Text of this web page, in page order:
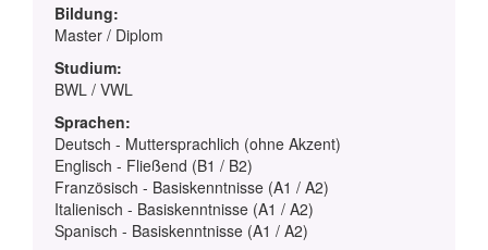
Bildung:
Master / Diplom
Studium:
BWL / VWL
Sprachen:
Deutsch - Muttersprachlich (ohne Akzent)
Englisch - Fließend (B1 / B2)
Französisch - Basiskenntnisse (A1 / A2)
Italienisch - Basiskenntnisse (A1 / A2)
Spanisch - Basiskenntnisse (A1 / A2)